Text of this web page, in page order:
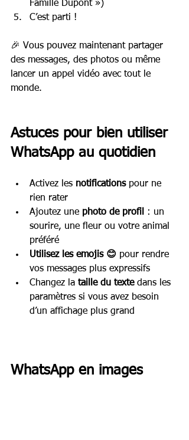
Famille Dupont »)
C’est parti !
🎉 Vous pouvez maintenant partager
des messages, des photos ou même
lancer un appel vidéo avec tout le
monde.
Astuces pour bien utiliser
WhatsApp au quotidien
Activez les notifications pour ne
rien rater
Ajoutez une photo de profil
: un
sourire, une fleur ou votre animal
préféré
Utilisez les emojis 😊 pour rendre
vos messages plus expressifs
Changez la taille du texte dans les
paramètres si vous avez besoin
d’un affichage plus grand
WhatsApp en images